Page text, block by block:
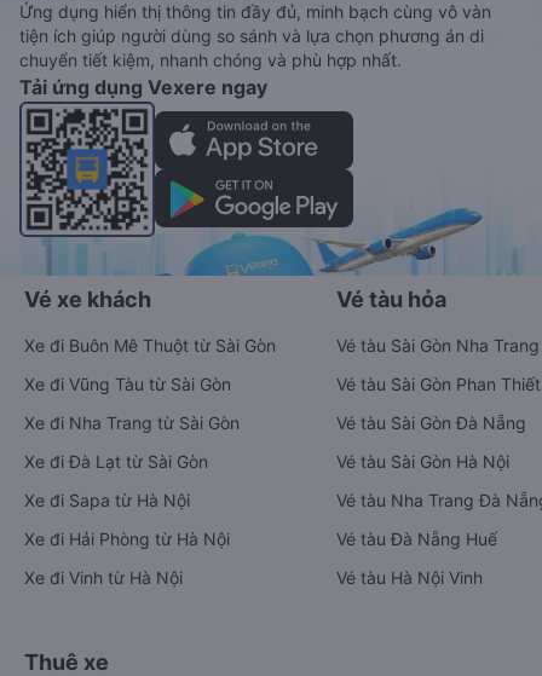
Ứng dụng hiển thị thông tin đầy đủ, minh bạch cùng vô vàn
tiện ích giúp người dùng so sánh và lựa chọn phương án di
chuyển tiết kiệm, nhanh chóng và phù hợp nhất.
Tải ứng dụng Vexere ngay
Vé xe khách
Xe đi Buôn Mê Thuột từ Sài Gòn
Xe đi Vũng Tàu từ Sài Gòn
Xe đi Nha Trang từ Sài Gòn
Xe đi Đà Lạt từ Sài Gòn
Xe đi Sapa từ Hà Nội
Xe đi Hải Phòng từ Hà Nội
Xe đi Vinh từ Hà Nội
Vé tàu hỏa
Vé tàu Sài Gòn Nha Trang
Vé tàu Sài Gòn Phan Thiết
Vé tàu Sài Gòn Đà Nẵng
Vé tàu Sài Gòn Hà Nội
Vé tàu Nha Trang Đà
Vé tàu Đà Nẵng Huế
Vé tàu Hà Nội Vinh
Thuê xe